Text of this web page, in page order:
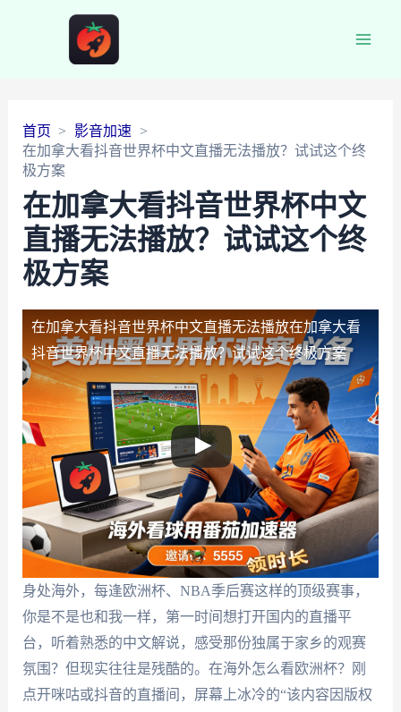
首页
影音加速
在加拿大看抖音世界杯中文直播无法播放？试试这个终
极方案
在加拿大看抖音世界杯中文
直播无法播放？试试这个终
极方案
在加拿大看抖音世界杯中文直播无法播放在加拿大看
抖音世界杯中文直播无法播放？试试这个终极方案
身处海外，每逢欧洲杯、NBA季后赛这样的顶级赛事，
你是不是也和我一样，第一时间想打开国内的直播平
台，听着熟悉的中文解说，感受那份独属于家乡的观赛
氛围？但现实往往是残酷的。在海外怎么看欧洲杯？刚
点开咪咕或抖音的直播间，屏幕上冰冷的“该内容因版权